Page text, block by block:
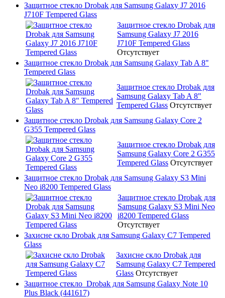
Защитное стекло Drobak для Samsung Galaxy J7 2016
J710F Tempered Glass
Защитное стекло Drobak для
Samsung Galaxy J7 2016
J710F Tempered Glass
Отсутствует
Защитное стекло Drobak для Samsung Galaxy Tab A 8"
Tempered Glass
Защитное стекло Drobak для
Samsung Galaxy Tab A 8"
Tempered Glass Отсутствует
Защитное стекло Drobak для Samsung Galaxy Core 2
G355 Tempered Glass
Защитное стекло Drobak для
Samsung Galaxy Core 2 G355
Tempered Glass Отсутствует
Защитное стекло Drobak для Samsung Galaxy S3 Mini
Neo i8200 Tempered Glass
Защитное стекло Drobak для
Samsung Galaxy S3 Mini Neo
i8200 Tempered Glass
Отсутствует
Захисне скло Drobak для Samsung Galaxy C7 Tempered
Glass
Захисне скло Drobak для
Samsung Galaxy C7 Tempered
Glass Отсутствует
Защитное стекло Drobak для Samsung Galaxy Note 10
Plus Black (441617)